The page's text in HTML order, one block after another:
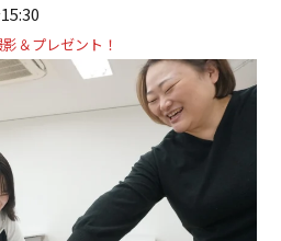
＆プレゼント！